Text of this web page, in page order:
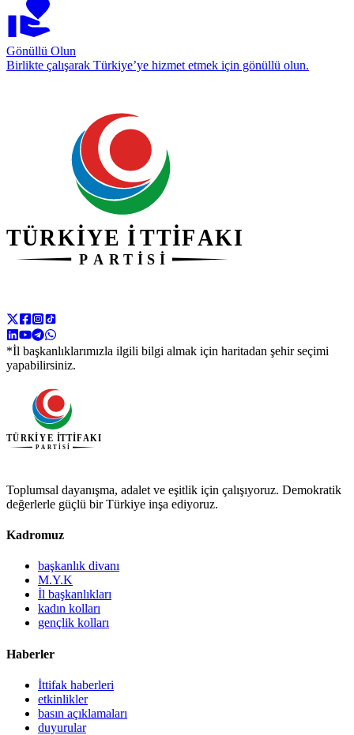
Gönüllü Olun
Birlikte çalışarak Türkiye’ye hizmet etmek için gönüllü olun.
*İl başkanlıklarımızla ilgili bilgi almak için haritadan şehir seçimi
yapabilirsiniz.
Toplumsal dayanışma, adalet ve eşitlik için çalışıyoruz. Demokratik
değerlerle güçlü bir Türkiye inşa ediyoruz.
Kadromuz
başkanlık divanı
M.Y.K
İl başkanlıkları
kadın kolları
gençlik kolları
Haberler
İttifak haberleri
etkinlikler
basın açıklamaları
duyurular